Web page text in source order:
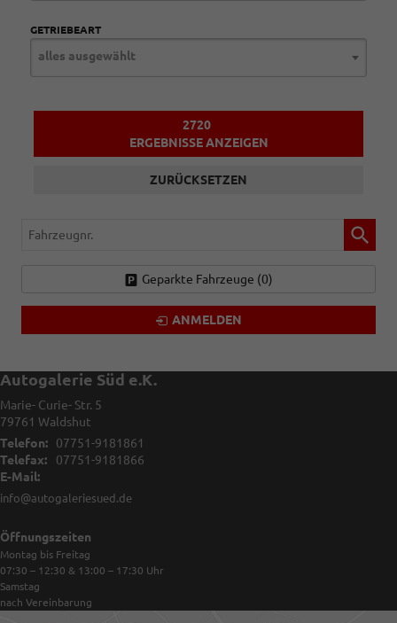
GETRIEBEART
alles ausgewählt
2720
ERGEBNISSE ANZEIGEN
ZURÜCKSETZEN
Fahrzeugnr.
Geparkte Fahrzeuge (0)
ANMELDEN
Autogalerie Süd e.K.
Marie- Curie- Str. 5
79761 Waldshut
Telefon:
07751-9181861
Telefax:
07751-9181866
E-Mail:
info@autogaleriesued.de
Öffnungszeiten
Montag bis Freitag
07:30 – 12:30 & 13:00 – 17:30 Uhr
Samstag
nach Vereinbarung